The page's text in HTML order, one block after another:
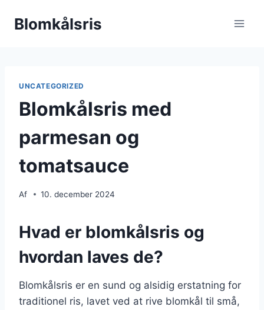
Blomkålsris
UNCATEGORIZED
Blomkålsris med
parmesan og
tomatsauce
Af 10. december 2024
Hvad er blomkålsris og
hvordan laves de?
Blomkålsris er en sund og alsidig erstatning for
traditionel ris, lavet ved at rive blomkål til små,